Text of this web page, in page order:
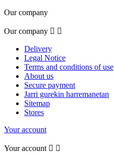
Our company
Our company  
Delivery
Legal Notice
Terms and conditions of use
About us
Secure payment
Jarri gurekin harremanetan
Sitemap
Stores
Your account
Your account  